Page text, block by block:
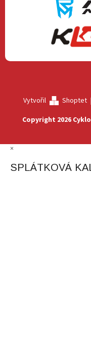
Vytvořil Shoptet|
Copyright 2026
×
SPLÁTKOVÁ